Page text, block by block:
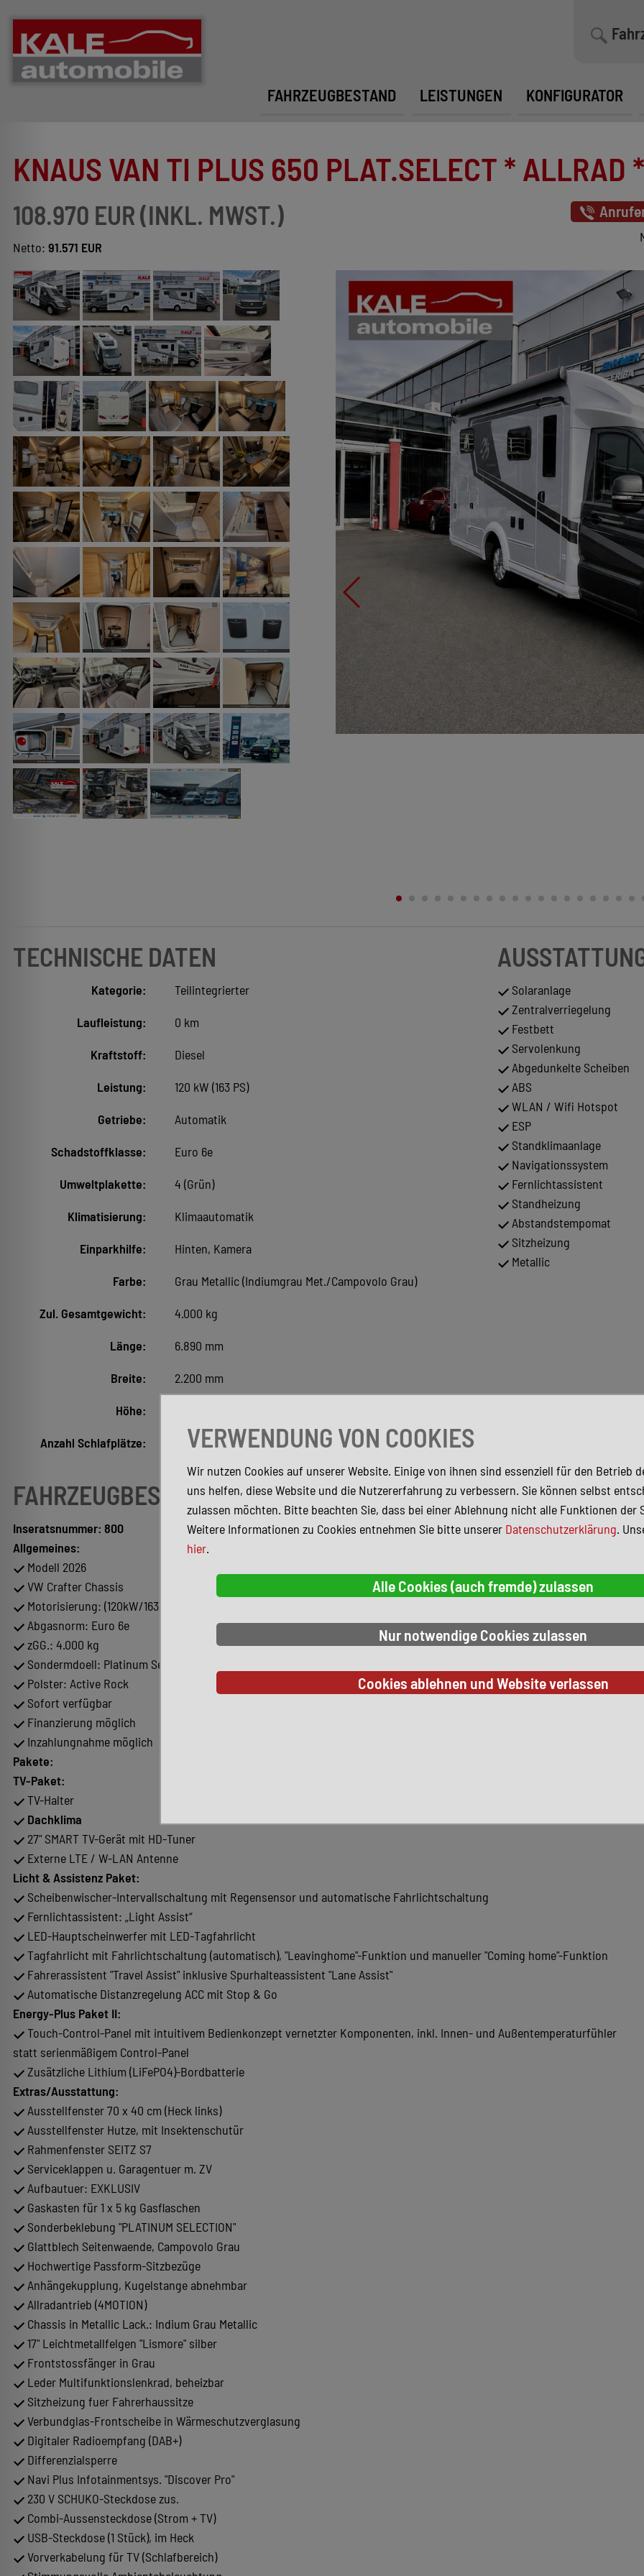
FAHRZEUGBESTAND LEISTUNGEN KONFIGURATOR
KNAUS VAN TI PLUS 650 PLAT.SELECT *
108.970 EUR (INKL. MWST.)
Netto: 91.571 EUR
TECHNISCHE DATEN
Kategorie: Teilintegrierter
Laufleistung: 0 km
Kraftstoff: Diesel
Leistung: 120 kW (163 PS)
Getriebe: Automatik
Schadstoffklasse: Euro 6e
Umweltplakette: 4 (Grün)
Klimatisierung: Klimaautomatik
Einparkhilfe: Hinten, Kamera
Farbe: Grau Metallic (Indiumgrau Met./Campovolo Grau)
Zul. Gesamtgewicht: 4.000 kg
Länge: 6.890 mm
Breite: 2.200 mm
Höhe:
Anzahl Schlafplätze:
Solaranlage
Zentralverriegelung
Festbett
Servolenkung
Abgedunkelte Scheiben
ABS
WLAN / Wifi Hotspot
ESP
Standklimaanlage
Navigationssystem
Fernlichtassistent
Standheizung
Abstandstempomat
Sitzheizung
Metallic
FAHRZEUGBESCHREIBUNG
Inseratsnummer: 800
Allgemeines:
Modell 2026
VW Crafter Chassis
Motorisierung: (120kW/163PS)
Abgasnorm: Euro 6e
zGG.: 4.000 kg
Sondermdoell: Platinum Selection
Polster: Active Rock
Sofort verfügbar
Finanzierung möglich
Inzahlungnahme möglich
Pakete:
TV-Paket:
TV-Halter
Dachklima
27" SMART TV-Gerät mit HD-Tuner
Externe LTE / W-LAN Antenne
Licht & Assistenz Paket:
Scheibenwischer-Intervallschaltung mit Regensensor und automatische Fahrlichtschaltung
Fernlichtassistent: „Light Assist“
LED-Hauptscheinwerfer mit LED-Tagfahrlicht
Tagfahrlicht mit Fahrlichtschaltung (automatisch), "Leavinghome"-Funktion und manueller "Coming home"-Funktion
Fahrerassistent "Travel Assist" inklusive Spurhalteassistent "Lane Assist"
Automatische Distanzregelung ACC mit Stop & Go
Energy-Plus Paket II:
Touch-Control-Panel mit intuitivem Bedienkonzept vernetzter Komponenten, inkl. Innen- und Außentemperaturfühler
statt serienmäßigem Control-Panel
Zusätzliche Lithium (LiFePO4)-Bordbatterie
Extras/Ausstattung:
Ausstellfenster 70 x 40 cm (Heck links)
Ausstellfenster Hutze, mit Insektenschutür
Rahmenfenster SEITZ S7
Serviceklappen u. Garagentuer m. ZV
Aufbautuer: EXKLUSIV
Gaskasten für 1 x 5 kg Gasflaschen
Sonderbeklebung "PLATINUM SELECTION"
Glattblech Seitenwaende, Campovolo Grau
Hochwertige Passform-Sitzbezüge
Anhängekupplung, Kugelstange abnehmbar
Allradantrieb (4MOTION)
Chassis in Metallic Lack.: Indium Grau Metallic
17" Leichtmetallfelgen "Lismore" silber
Frontstossfänger in Grau
Leder Multifunktionslenkrad, beheizbar
Sitzheizung fuer Fahrerhaussitze
Verbundglas-Frontscheibe in Wärmeschutzverglasung
Digitaler Radioempfang (DAB+)
Differenzialsperre
Navi Plus Infotainmentsys. "Discover Pro"
230 V SCHUKO-Steckdose zus.
Combi-Aussensteckdose (Strom + TV)
USB-Steckdose (1 Stück), im Heck
Vorverkabelung für TV (Schlafbereich)
VERWENDUNG VON COOKIES
Wir nutzen Cookies auf unserer Website. Einige von ihnen sind essenziell für den Betrieb
uns helfen, diese Website und die Nutzererfahrung zu verbessern. Sie können selbst
zulassen möchten. Bitte beachten Sie, dass bei einer Ablehnung nicht alle Funktionen der
Weitere Informationen zu Cookies entnehmen Sie bitte unserer Datenschutzerklärung.
hier.